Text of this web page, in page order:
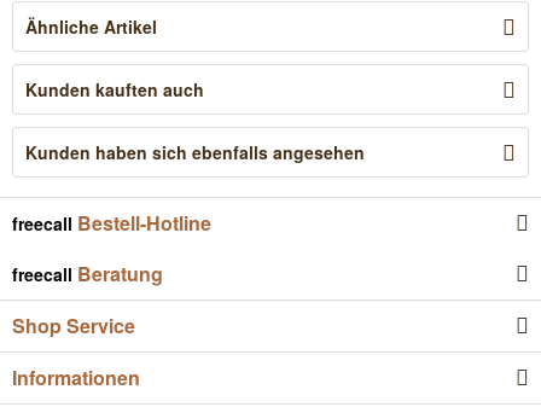
Ähnliche Artikel
Kunden kauften auch
Kunden haben sich ebenfalls angesehen
freecall Bestell-Hotline
freecall Beratung
Shop Service
Informationen